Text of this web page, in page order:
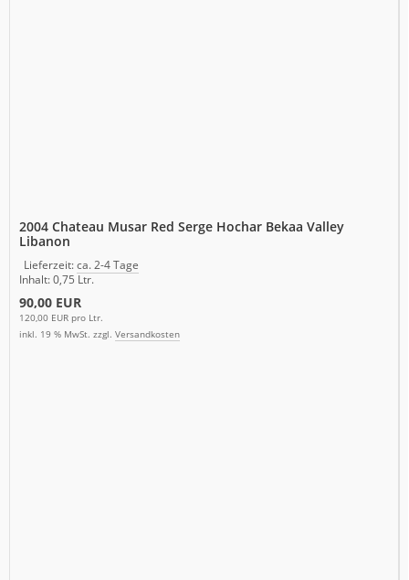
2004 Chateau Musar Red Serge Hochar Bekaa Valley
Libanon
Lieferzeit:ca. 2-4 Tage
Inhalt: 0,75 Ltr.
90,00 EUR
120,00 EUR pro Ltr.
inkl. 19 % MwSt. zzgl. Versandkosten